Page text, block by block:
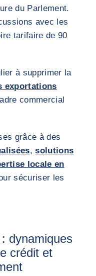
du Parlement.
avec les
tarifaire de 90
à supprimer la
exportations
commercial
grâce à des
,solutions
locale en
sécuriser les
dynamiques
crédit et